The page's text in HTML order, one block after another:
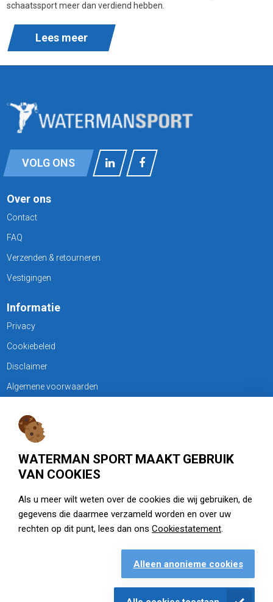
WATERMAN SPORT MAAKT GEBRUIK
VAN COOKIES
Als u meer wilt weten over de cookies die wij gebruiken, de
gegevens die daarmee verzameld worden en over uw
rechten op dit punt, lees dan ons Cookiestatement
Alleen anonieme cookies
schaatssport meer dan verdiend hebben.
Lees meer
VOLG ONS
Over ons
Contact
FAQ
Verzenden & retourneren
Vestigingen
Informatie
Privacy
Cookiebeleid
Disclaimer
Algemene voorwaarden
KLANTENSERVICE
020 - 6901044
Openingstijden
zie watermansport.nl